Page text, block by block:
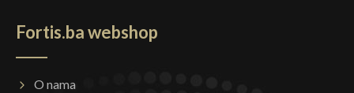
Fortis.ba webshop
O nama